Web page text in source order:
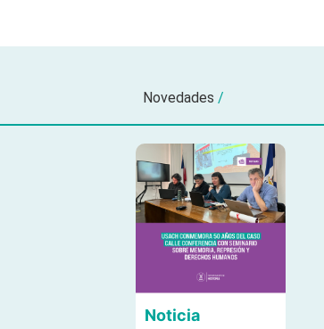
Novedades /
Noticia